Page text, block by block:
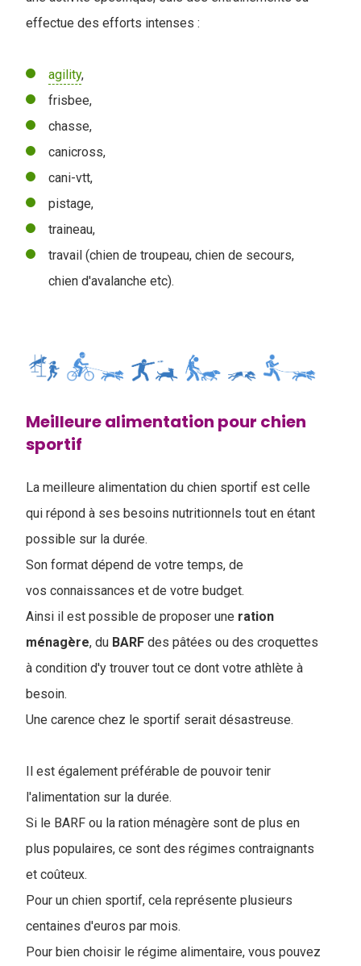
effectue des efforts intenses :
agility,
frisbee,
chasse,
canicross,
cani-vtt,
pistage,
traineau,
travail (chien de troupeau, chien de secours,
chien d'avalanche etc).
Meilleure alimentation pour chien
sportif
La meilleure alimentation du chien sportif est celle
qui répond à ses besoins nutritionnels tout en étant
possible sur la durée.
Son format dépend de votre temps, de
vos connaissances et de votre budget.
Ainsi il est possible de proposer une ration
ménagère, du BARF des pâtées ou des croquettes
à condition d'y trouver tout ce dont votre athlète à
besoin.
Une carence chez le sportif serait désastreuse.
Il est également préférable de pouvoir tenir
l'alimentation sur la durée.
Si le BARF ou la ration ménagère sont de plus en
plus populaires, ce sont des régimes contraignants
et coûteux.
Pour un chien sportif, cela représente plusieurs
centaines d'euros par mois.
Pour bien choisir le régime alimentaire, vous pouvez